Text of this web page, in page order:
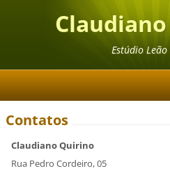
Estúdio
Contatos
Claudiano Quirino
Rua Pedro Cordeiro, 05